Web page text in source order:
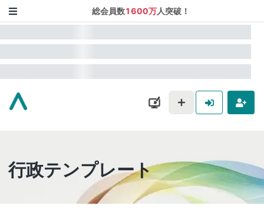
総会員数1600万人突破！
行政テンプレート